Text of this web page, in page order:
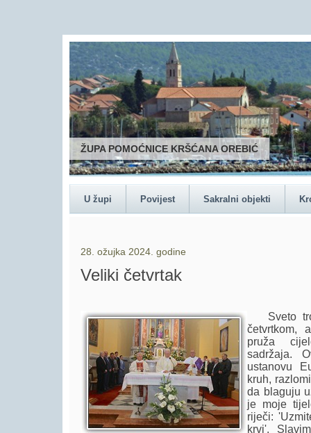
ŽUPA POMOĆNICE KRŠĆANA OREBIĆ
U župi Povijest Sakralni objekti
28. ožujka 2024. godine
Veliki četvrtak
Sveto
četvrtkom,
pruža
sadržaja.
ustanovu
kruh,
da blaguju
je moje
riječi:
krvi'.